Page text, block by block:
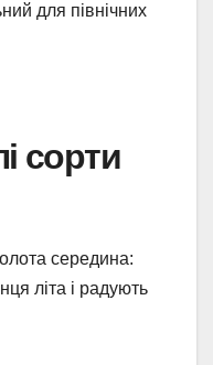
для північних
сорти
середина:
літа і радують